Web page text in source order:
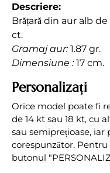
Descriere:
Brățară din aur alb
ct.
Gramaj aur:1.87 gr.
Dimensiune :17 cm.
Personalizați
Orice model poate fi
de 14 kt sau 18 kt, cu
sau semiprețioase,
corespunzător. Pentru
butonul